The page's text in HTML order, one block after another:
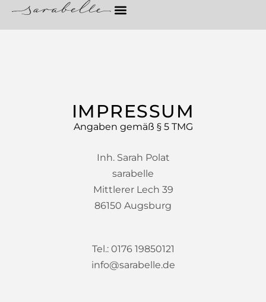
IMPRESSUM
Angaben gemäß § 5 TMG
Inh. Sarah Polat
sarabelle
Mittlerer Lech 39
86150 Augsburg
Tel.: 0176 19850121
info@sarabelle.de